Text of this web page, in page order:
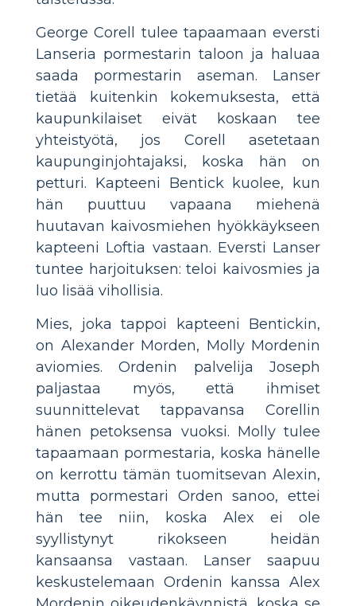
George Corell tulee tapaamaan eversti
Lanseria pormestarin taloon ja haluaa
saada pormestarin aseman. Lanser
tietää kuitenkin kokemuksesta, että
kaupunkilaiset eivät koskaan tee
yhteistyötä, jos Corell asetetaan
kaupunginjohtajaksi, koska hän on
petturi. Kapteeni Bentick kuolee, kun
hän puuttuu vapaana miehenä
huutavan kaivosmiehen hyökkäykseen
kapteeni Loftia vastaan. Eversti Lanser
tuntee harjoituksen: teloi kaivosmies ja
luo lisää vihollisia.
Mies, joka tappoi kapteeni Bentickin,
on Alexander Morden, Molly Mordenin
aviomies. Ordenin palvelija Joseph
paljastaa myös, että ihmiset
suunnittelevat tappavansa Corellin
hänen petoksensa vuoksi. Molly tulee
tapaamaan pormestaria, koska hänelle
on kerrottu tämän tuomitsevan Alexin,
mutta pormestari Orden sanoo, ettei
hän tee niin, koska Alex ei ole
syyllistynyt rikokseen heidän
kansaansa vastaan. Lanser saapuu
keskustelemaan Ordenin kanssa Alex